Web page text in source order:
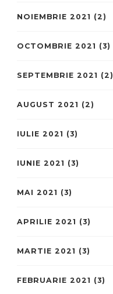
NOIEMBRIE 2021 (2)
OCTOMBRIE 2021 (3)
SEPTEMBRIE 2021 (2)
AUGUST 2021 (2)
IULIE 2021 (3)
IUNIE 2021 (3)
MAI 2021 (3)
APRILIE 2021 (3)
MARTIE 2021 (3)
FEBRUARIE 2021 (3)